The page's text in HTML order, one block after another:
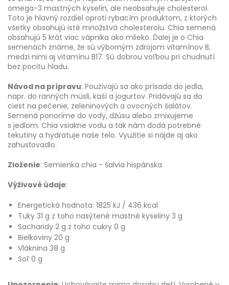
omega-3 mastných kyselín, ale neobsahuje cholesterol.
Toto je hlavný rozdiel oproti rybacím produktom, z ktorých
všetky obsahujú isté množstvá cholesterolu. Chia semená
obsahujú 5 krát viac vápnika ako mlieko. Ďalej je o Chia
semenách známe, že sú výborným zdrojom vitamínov B,
medzi nimi aj vitamínu B17. Sú dobrou voľbou pri chudnutí
bez pocitu hladu.
Návod na prípravu: Používajú sa ako prísada do jedla,
napr. do ranných müsli, kaší a jogurtov. Pridávajú sa do
ciest na pečenie, zeleninových a ovocných šalátov.
Semená ponoríme do vody, džúsu alebo zmixujeme
s jedlom. Chia vsiakne vodu a tak nám dodá potrebné
tekutiny a hydratuje naše telo. Využitie si nájde aj ako
zahusťovadlo.
Zloženie: Semienka chia - šalvia hispánska
Výživové údaje:
Energetická hodnota: 1825 kJ / 436 kcal
Tuky 31 g z toho nasýtené mastné kyseliny 3 g
Sacharidy 2 g z toho cukry 0 g
Bielkoviny 20 g
Vláknina 38 g
Soľ 0 g